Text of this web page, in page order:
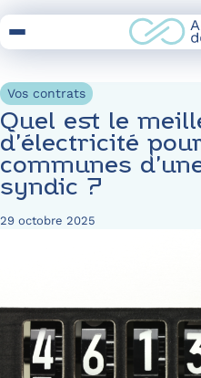
to
Vos contrats
Quel est le
d’électricité
communes
syndic ?
29 octobre 2025